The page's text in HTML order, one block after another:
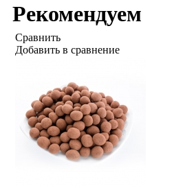
Рекомендуем
Сравнить
Добавить в сравнение